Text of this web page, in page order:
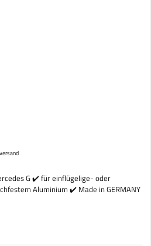
G ✔️ für einflügelige- oder
Aluminium ✔️ Made in GERMANY